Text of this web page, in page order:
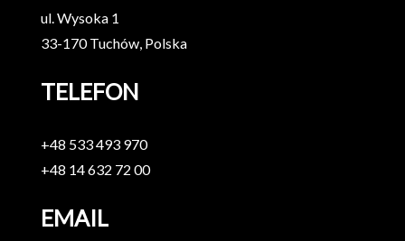
ul. Wysoka 1
33-170 Tuchów, Polska
TELEFON
+48 533 493 970
+48 14 632 72 00
EMAIL